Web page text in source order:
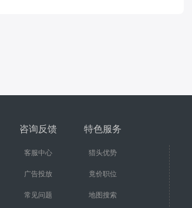
咨询反馈
客服中心
广告投放
常见问题
特色服务
猎头优势
竟价职位
地图搜索